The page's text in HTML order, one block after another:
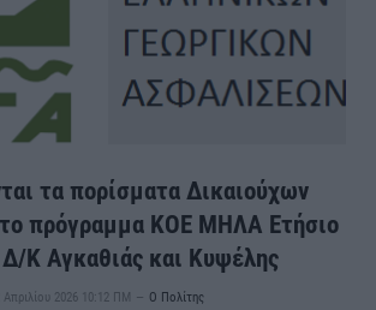
τα πορίσματα Δικαιούχων
το πρόγραμμα ΚΟΕ ΜΗΛΑ Ετήσιο
Δ/Κ Αγκαθιάς και Κυψέλης
Απριλίου 2026 10:12 ΠΜ Ο Πολίτης